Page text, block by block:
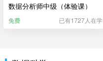
数据分析师中级（体验课）
免费 已有1727人在学